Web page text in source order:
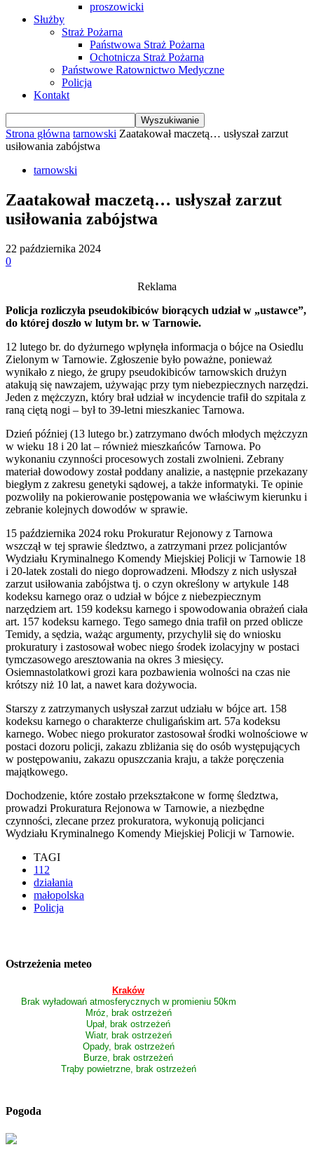
proszowicki
Służby
Straż Pożarna
Państwowa Straż Pożarna
Ochotnicza Straż Pożarna
Państwowe Ratownictwo Medyczne
Policja
Kontakt
Strona główna tarnowski Zaatakował maczetą… usłyszał zarzut
usiłowania zabójstwa
tarnowski
Zaatakował maczetą… usłyszał zarzut
usiłowania zabójstwa
22 października 2024
0
Reklama
Policja rozliczyła pseudokibiców biorących udział w „ustawce”,
do której doszło w lutym br. w Tarnowie.
12 lutego br. do dyżurnego wpłynęła informacja o bójce na Osiedlu
Zielonym w Tarnowie. Zgłoszenie było poważne, ponieważ
wynikało z niego, że grupy pseudokibiców tarnowskich drużyn
atakują się nawzajem, używając przy tym niebezpiecznych narzędzi.
Jeden z mężczyzn, który brał udział w incydencie trafił do szpitala z
raną ciętą nogi – był to 39-letni mieszkaniec Tarnowa.
Dzień później (13 lutego br.) zatrzymano dwóch młodych mężczyzn
w wieku 18 i 20 lat – również mieszkańców Tarnowa. Po
wykonaniu czynności procesowych zostali zwolnieni. Zebrany
materiał dowodowy został poddany analizie, a następnie przekazany
biegłym z zakresu genetyki sądowej, a także informatyki. Te opinie
pozwoliły na pokierowanie postępowania we właściwym kierunku i
zebranie kolejnych dowodów w sprawie.
15 października 2024 roku Prokuratur Rejonowy z Tarnowa
wszczął w tej sprawie śledztwo, a zatrzymani przez policjantów
Wydziału Kryminalnego Komendy Miejskiej Policji w Tarnowie 18
i 20-latek zostali do niego doprowadzeni. Młodszy z nich usłyszał
zarzut usiłowania zabójstwa tj. o czyn określony w artykule 148
kodeksu karnego oraz o udział w bójce z niebezpiecznym
narzędziem art. 159 kodeksu karnego i spowodowania obrażeń ciała
art. 157 kodeksu karnego. Tego samego dnia trafił on przed oblicze
Temidy, a sędzia, ważąc argumenty, przychylił się do wniosku
prokuratury i zastosował wobec niego środek izolacyjny w postaci
tymczasowego aresztowania na okres 3 miesięcy.
Osiemnastolatkowi grozi kara pozbawienia wolności na czas nie
krótszy niż 10 lat, a nawet kara dożywocia.
Starszy z zatrzymanych usłyszał zarzut udziału w bójce art. 158
kodeksu karnego o charakterze chuligańskim art. 57a kodeksu
karnego. Wobec niego prokurator zastosował środki wolnościowe w
postaci dozoru policji, zakazu zbliżania się do osób występujących
w postępowaniu, zakazu opuszczania kraju, a także poręczenia
majątkowego.
Dochodzenie, które zostało przekształcone w formę śledztwa,
prowadzi Prokuratura Rejonowa w Tarnowie, a niezbędne
czynności, zlecane przez prokuratora, wykonują policjanci
Wydziału Kryminalnego Komendy Miejskiej Policji w Tarnowie.
TAGI
112
działania
małopolska
Policja
Ostrzeżenia meteo
Kraków
Brak wyładowań atmosferycznych w promieniu 50km
Mróz, brak ostrzeżeń
Upał, brak ostrzeżeń
Wiatr, brak ostrzeżeń
Opady, brak ostrzeżeń
Burze, brak ostrzeżeń
Trąby powietrzne, brak ostrzeżeń
Pogoda